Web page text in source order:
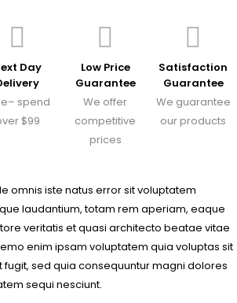
Day
spend
$99
Low Price
Guarantee
We offer
competitive
prices
Satisfaction
Guarantee
We guarantee
our products
omnis iste natus error sit voluptatem
laudantium, totam rem aperiam, eaque
veritatis et quasi architecto beatae vitae
enim ipsam voluptatem quia voluptas sit
sed quia consequuntur magni dolores
sequi nesciunt.